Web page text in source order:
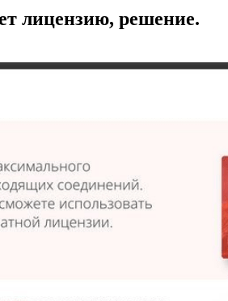
лицензию, решение.